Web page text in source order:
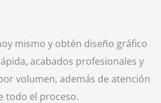
mismo y obtén diseño gráfico
acabados profesionales y
volumen, además de atención
todo el proceso.